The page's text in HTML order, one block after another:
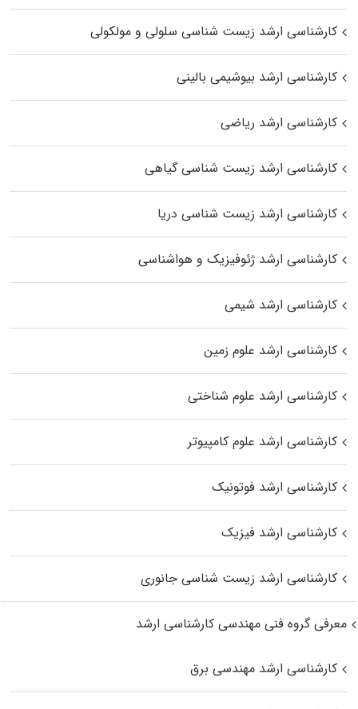
کارشناسی ارشد زیست شناسی سلولی و مولکولی
کارشناسی ارشد بیوشیمی بالینی
کارشناسی ارشد ریاضی
کارشناسی ارشد زیست‌ شناسی گیاهی
کارشناسی ارشد زیست‌ شناسی دریا
کارشناسی ارشد ژئوفیزیک و هواشناسی
کارشناسی ارشد شیمی
کارشناسی ارشد علوم زمین
کارشناسی ارشد علوم شناختی
کارشناسی ارشد علوم کامپیوتر
کارشناسی ارشد فوتونیک
کارشناسی ارشد فیزیک
کارشناسی ارشد زیست‌ شناسی جانوری
معرفی گروه فنی مهندسی کارشناسی ارشد
کارشناسی ارشد مهندسی برق